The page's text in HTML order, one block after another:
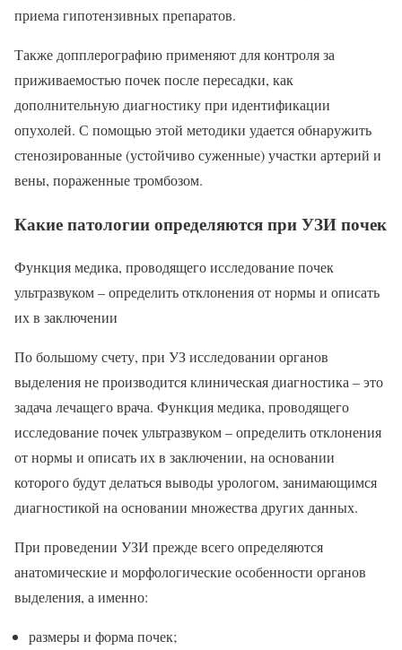
приема гипотензивных препаратов.
Также допплерографию применяют для контроля за
приживаемостью почек после пересадки, как
дополнительную диагностику при идентификации
опухолей. С помощью этой методики удается обнаружить
стенозированные (устойчиво суженные) участки артерий и
вены, пораженные тромбозом.
Какие патологии определяются при УЗИ почек
Функция медика, проводящего исследование почек
ультразвуком – определить отклонения от нормы и описать
их в заключении
По большому счету, при УЗ исследовании органов
выделения не производится клиническая диагностика – это
задача лечащего врача. Функция медика, проводящего
исследование почек ультразвуком – определить отклонения
от нормы и описать их в заключении, на основании
которого будут делаться выводы урологом, занимающимся
диагностикой на основании множества других данных.
При проведении УЗИ прежде всего определяются
анатомические и морфологические особенности органов
выделения, а именно:
размеры и форма почек;